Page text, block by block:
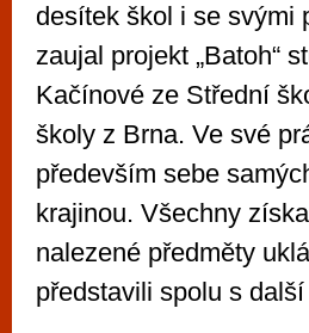
desítek škol i se svými
zaujal projekt „Batoh“
Kačínové ze Střední
školy z Brna. Ve své
především sebe
krajinou. Všechny
nalezené předměty
představili spolu s